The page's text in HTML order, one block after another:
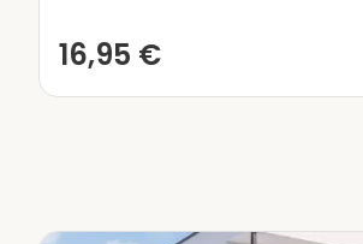
général,
Le bois
telles que
16,95 €